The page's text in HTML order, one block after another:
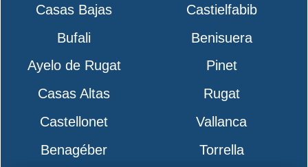
Casas Bajas
Castielfabib
Bufali
Benisuera
Ayelo de Rugat
Pinet
Casas Altas
Rugat
Castellonet
Vallanca
Benagéber
Torrella